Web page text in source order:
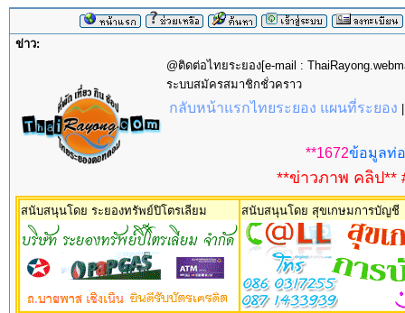
ข่าว:
@ติดต่อไทยระยอง[e-mail :
ระบบสมัครสมาชิกชั่วคราว
กลับหน้าแรกไทยระยอง แผนที่ระยอง
**1672ข้อมูลท่
**ข่าวภาพ คลิป**
สนับสนุนโดย ระยองทรัพย์ปิโตรเลียม สนับสนุนโดย สุขเกษมการบัญชี